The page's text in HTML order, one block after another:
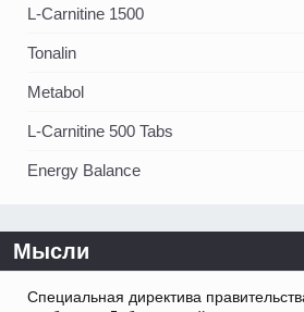
L-Carnitine 1500
Tonalin
Metabol
L-Carnitine 500 Tabs
Energy Balance
Мысли
Специальная директива